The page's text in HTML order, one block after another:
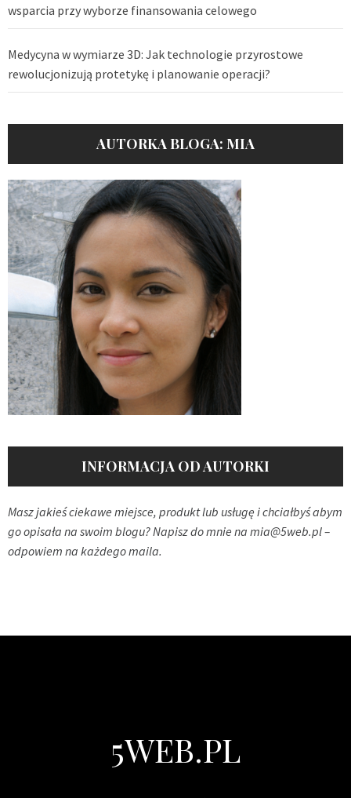
wsparcia przy wyborze finansowania celowego
Medycyna w wymiarze 3D: Jak technologie przyrostowe
rewolucjonizują protetykę i planowanie operacji?
AUTORKA BLOGA: MIA
INFORMACJA OD AUTORKI
Masz jakieś ciekawe miejsce, produkt lub usługę i chciałbyś abym
go opisała na swoim blogu? Napisz do mnie na mia@5web.pl–
odpowiem na każdego maila.
5WEB.PL